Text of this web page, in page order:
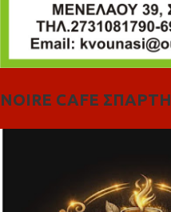
NOIRE CAFE ΣΠΑΡΤΗ